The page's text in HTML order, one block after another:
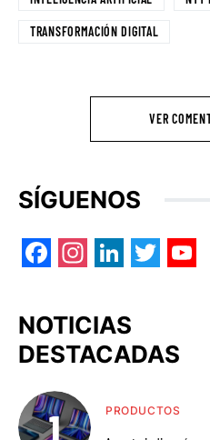
TRANSFORMACIÓN DIGITAL
VER
SÍGUENOS
NOTICIAS
DESTACADAS
PRODUCTOS